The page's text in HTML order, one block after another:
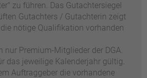
zu führen. Das Gutachtersiegel
Gutachters / Gutachterin zeigt
nötige Qualifikation vorhanden
nur Premium-Mitglieder der DGA.
das jeweilige Kalenderjahr gültig.
Auftraggeber die vorhandene